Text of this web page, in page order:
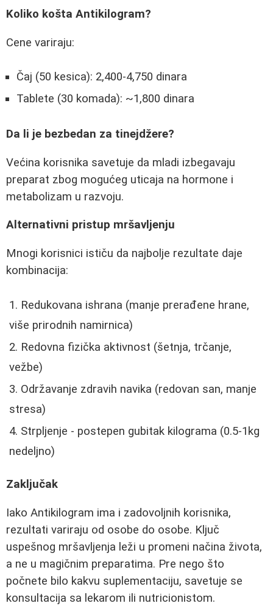
Koliko košta Antikilogram?
Cene variraju:
Čaj (50 kesica): 2,400-4,750 dinara
Tablete (30 komada): ~1,800 dinara
Da li je bezbedan za tinejdžere?
Većina korisnika savetuje da mladi izbegavaju
preparat zbog mogućeg uticaja na hormone i
metabolizam u razvoju.
Alternativni pristup mršavljenju
Mnogi korisnici ističu da najbolje rezultate daje
kombinacija:
Redukovana ishrana (manje prerađene hrane,
više prirodnih namirnica)
Redovna fizička aktivnost (šetnja, trčanje,
vežbe)
Održavanje zdravih navika (redovan san, manje
stresa)
Strpljenje - postepen gubitak kilograma (0.5-1kg
nedeljno)
Zaključak
Iako Antikilogram ima i zadovoljnih korisnika,
rezultati variraju od osobe do osobe. Ključ
uspešnog mršavljenja leži u promeni načina života,
a ne u magičnim preparatima. Pre nego što
počnete bilo kakvu suplementaciju, savetuje se
konsultacija sa lekarom ili nutricionistom.